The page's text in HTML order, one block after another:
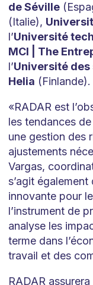
de Séville
(Italie),
l’Université
MCI | The
l’Université des
Helia (Finlande).
«RADAR est
les tendances
une gestion des
ajustements
Vargas,
s’agit également
innovante pour
l’instrument de
analyse les
terme dans
travail et des
RADAR